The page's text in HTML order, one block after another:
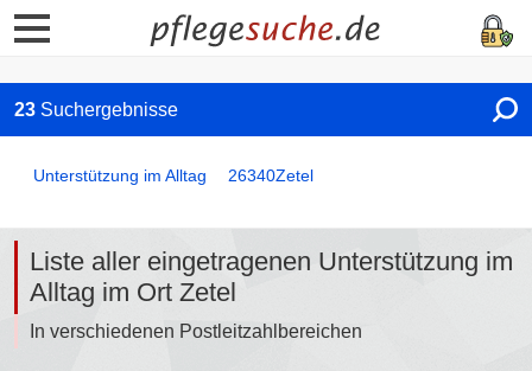
23 Suchergebnisse
Unterstützung im Alltag 26340Zetel
Liste aller eingetragenen Unterstützung im
Alltag im Ort Zetel
In verschiedenen Postleitzahlbereichen